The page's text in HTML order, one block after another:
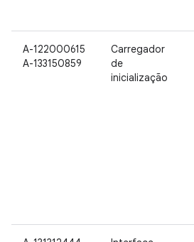
A-122000615
A-133150859
Carregador
de
inicialização